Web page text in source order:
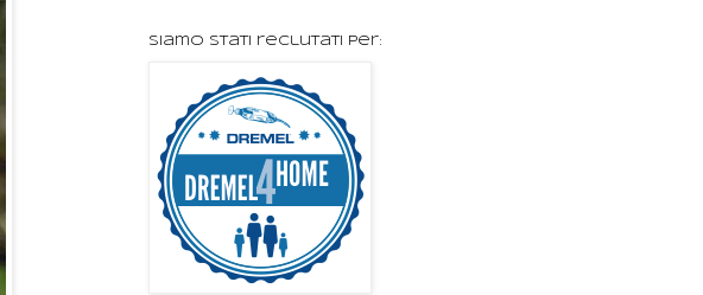
Siamo stati reclutati per: